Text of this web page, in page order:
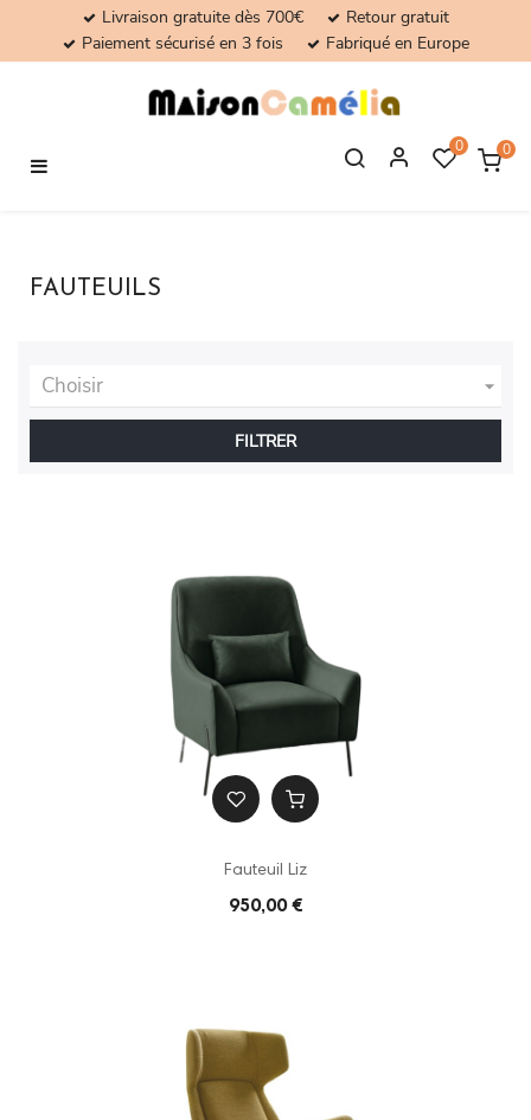
Livraison gratuite dès 700€
Retour gratuit
Paiement sécurisé en 3 fois
Fabriqué en Europe
Basculer
☰
0 0
FAUTEUILS
Choisir 
FILTRER
Fauteuil Liz
950,00 €